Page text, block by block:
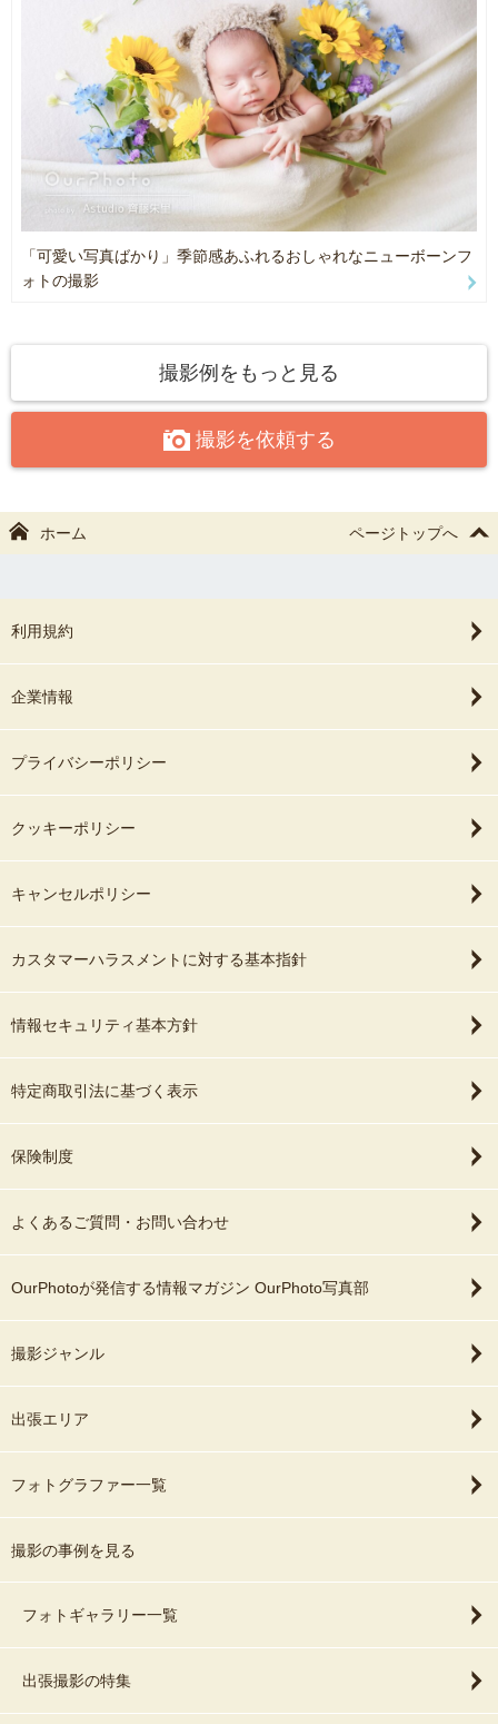
●自然光を使用する撮影となる為、撮影場所は窓のあるお部屋でスペ
ース（できれば3m×3m）の確保、フォトグラファー用の駐車場の確
保をお願い致します。
●ニューボーン撮影グッズや機材等の大荷物を何回か搬入搬出する
為、近隣のコインパーキングの場合は恐れ入りますがお客様のお車
と入れ替えておいていただくようお願い致します。
ング等）、撮影前後に建物前での搬入搬出が出来ない立地はお伺い
する事ができません。
周辺施設やお客様の敷地ではない道路上、空き地などへの駐車は固
●荷物の搬入が困難な為、3階以上にお住まいの方でエレベーターの
ない建物はお伺いする事ができません。
（かご、布、おくるみ、あみぐるみ、くまさんうさぎさんなどの帽
子、ボンネット、ヘアバンド、造花等）
撮影小物を持ち込みますので、大変恐縮ですが撮影時は他のお部屋
でお待ちいただくか、同じお部屋の場合は撮影エリアに入って来ら
れないようゲージに入っていただいたり、抱っこしていただくなど
お願いしております🙇‍♀️
＊プラン＊
(税込平日22,000円、土日祝26,400円)
・おくるみ撮影1セットとなります。
・赤ちゃんのみご家族撮影不可。
ニューボーンフォト用レタッチ済みデータを約30枚の納品です。
2枠約２時間でのご予約
(税込平日44,000円、土日祝52,800円)
・おくるみやお衣装での撮影3セットとなります。
す。
3枠約3時間でのご予約
(税込平日66,000円、土日祝79,200円)
・おくるみやお衣装での撮影5セットとなります。
・裸のポーズも撮影可能
・生花の撮影可能（お花のリクエスト不可、カラー希望可能）
●双子さんプラン●
2枠約２時間でのご予約
(税込平日44,000円、土日祝52,800円)
・おくるみでの撮影です（お着替えなし）
・背景2セット（かご、布背景）小物や帽子、ヘッドアクセなどで数
ニューボーンフォト用レタッチ済みデータを約60～70枚の納品で
す。
「可愛い写真ばかり」季節感あふれるおしゃれなニューボーンフ
ォトの撮影
撮影例をもっと見る
撮影を依頼する
ホーム ページトップへ
利用規約
企業情報
プライバシーポリシー
クッキーポリシー
キャンセルポリシー
カスタマーハラスメントに対する基本指針
情報セキュリティ基本方針
特定商取引法に基づく表示
保険制度
よくあるご質問・お問い合わせ
OurPhotoが発信する情報マガジン OurPhoto写真部
撮影ジャンル
出張エリア
フォトグラファー一覧
撮影の事例を見る
フォトギャラリー一覧
出張撮影の特集